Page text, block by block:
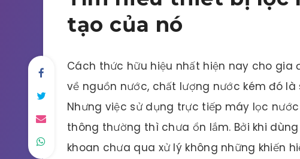
tạo của nó
Cách thức hữu hiệu nhất hiện nay cho gia
về nguồn nước, chất lượng nước kém đó
Nhưng việc sử dụng trực tiếp máy lọc
thông thường thì chưa ổn lắm. Bởi khi
khoan chưa qua xử lý không những khiến